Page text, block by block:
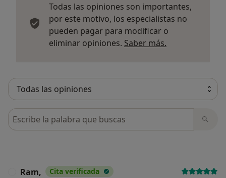
Todas las opiniones son importantes,
por este motivo, los especialistas no
pueden pagar para modificar o
eliminar opiniones. Saber más.
Busca en opiniones
Ram, Cita verificada